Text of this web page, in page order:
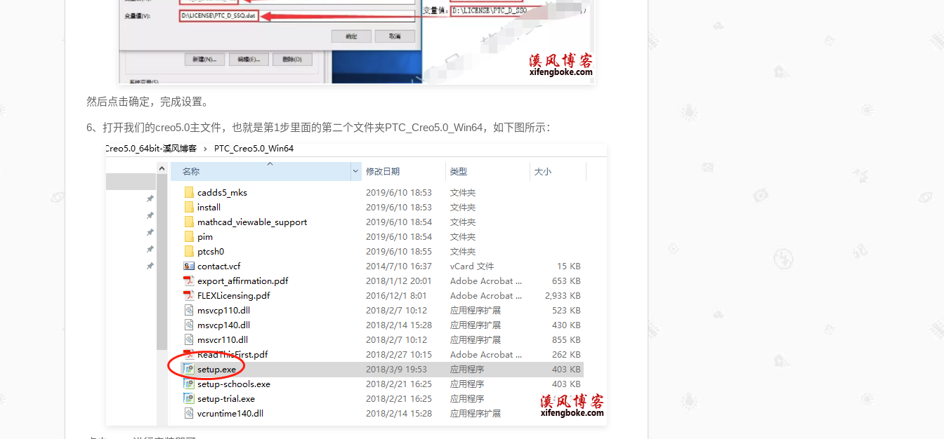
然后点击确定，完成设置。
6、打开我们的creo5.0主文件，也就是第1步里面的第二个文件夹PTC_Creo5.0_Win64，如下图所示：